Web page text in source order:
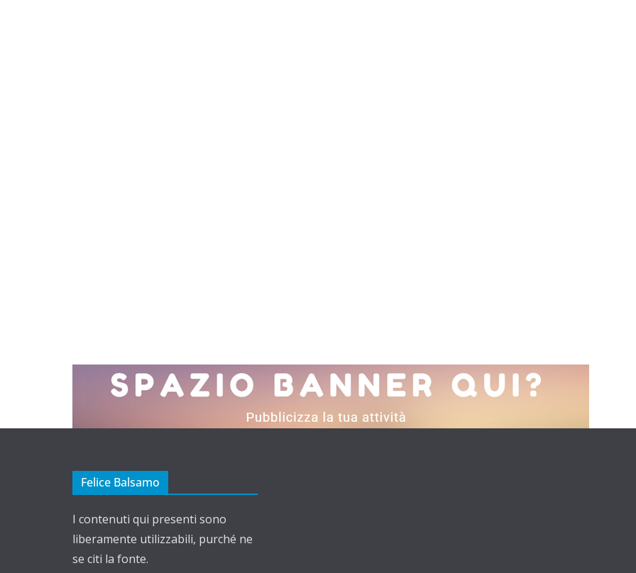
Felice Balsamo
I contenuti qui presenti sono
liberamente utilizzabili, purché ne
se citi la fonte.